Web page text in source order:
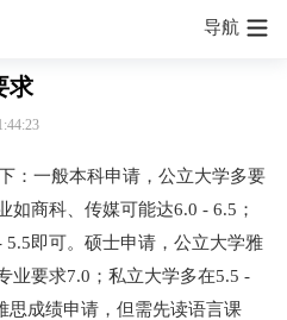
导航
求
：一般本科申请，公立大学多要
如商科、传媒可能达6.0 - 6.5；
即可。硕士申请，公立大学雅
业要求7.0；私立大学多在5.5 -
思成绩申请，但需先读语言课